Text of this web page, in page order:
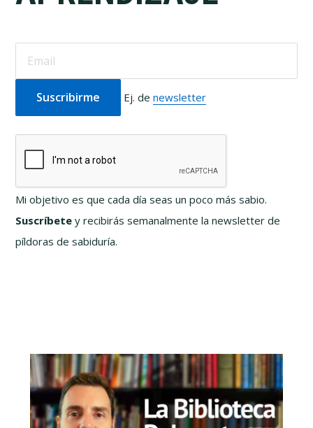
Ej. denewsletter
Mi objetivo es que cada día seas un poco más sabio.
Suscríbete y recibirás semanalmente la newsletter de
píldoras de sabiduría.